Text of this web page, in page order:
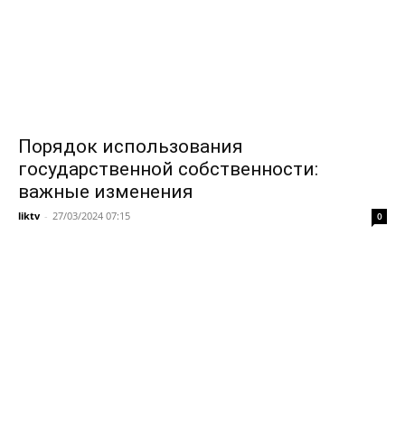
Порядок использования
государственной собственности:
важные изменения
liktv - 27/03/2024 07:15 0